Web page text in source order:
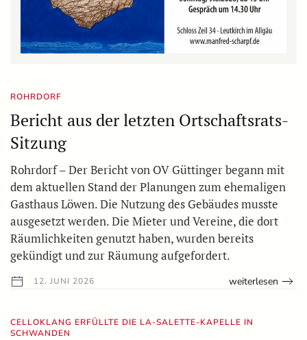
ROHRDORF
Bericht aus der letzten Ortschaftsrats-
Sitzung
Rohrdorf – Der Bericht von OV Güttinger begann mit
dem aktuellen Stand der Planungen zum ehemaligen
Gasthaus Löwen. Die Nutzung des Gebäudes musste
ausgesetzt werden. Die Mieter und Vereine, die dort
Räumlichkeiten genutzt haben, wurden bereits
gekündigt und zur Räumung aufgefordert.
12. JUNI 2026 weiterlesen
CELLOKLANG ERFÜLLTE DIE LA-SALETTE-KAPELLE IN
SCHWANDEN